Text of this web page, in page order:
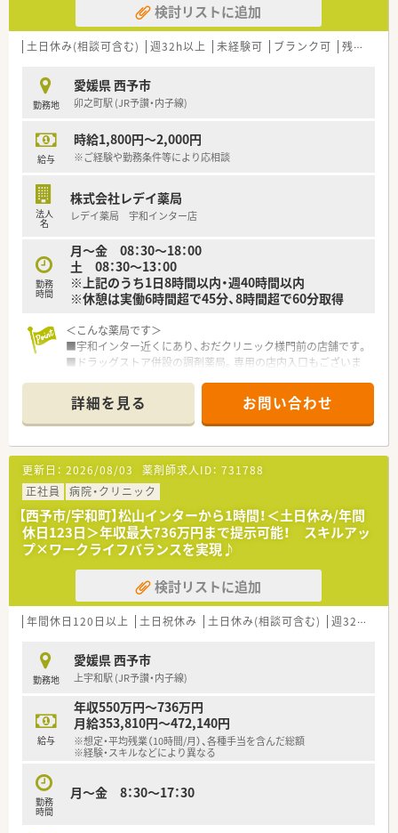
＜こんな方にもオススメ＞
■地域に複数店舗あるチェーン薬局でご勤務されたい方
■福利厚生や研修制度などきちんと整っている企業でのご勤務
■社長は薬剤師会で役員をされています。
■地場薬局ではありますが、大手調剤薬局で勤務されていた方も
おり、報酬改定に基づいた店舗運営をされています。
ので、業務面で非常に勉強になる法人です。
■小児科門前ではロボットアーム型散剤調剤ロボットを導入さ
れており、設備投資も積極的に取り組まれています。
です。
■社長も薬剤師として日々現場に出られているので、非常に風通
検討リストに追加
土日休み(相談可含む) 週32h以上 未経験可 ブランク可 残業なし(ほぼなし含む)
勤務地
愛媛県 西予市
卯之町駅 (JR予讃・内子線)
給与
時給1,800円～2,000円
※ご経験や勤務条件等により応相談
法人
名
株式会社レデイ薬局
レデイ薬局 宇和インター店
勤務
時間
月～金 08：30～18：00
土 08：30～13：00
※上記のうち1日8時間以内・週40時間以内
※休憩は実働6時間超で45分、8時間超で60分取得
＜こんな薬局です＞
■宇和インター近くにあり、おだクリニック様門前の店舗です。
■ドラッグストア併設の調剤薬局。専用の店内入口もございま
■駐車場は大変広々としており、お車通勤時もスムーズ。
■近くには夜遅くまで営業しているスーパーもあり、お帰りの際
も立ち寄ることができます。
■薬剤師は常時2～3名体制。
■電子薬歴・分包機（円盤）導入されています。
＜業務内容＞
■透析をはじめ循環器科・泌尿器科、眼科の処方箋を主に応需し
ています。
■処方箋枚数は1日平均51枚/日。
■調剤・投薬・監査・OTC販売など薬剤師業務全般をお願いしま
す。
■ドラッグストア併設店ではございますが、調剤薬局業務専任で
ご勤務頂きます。
■投薬口は2カ所、立ち投薬・座り投薬どちらでも対応できるよ
■外来処方の対応だけでなく在宅業務もございます。
ご経験や配属後の状況に応じてご担当頂く場合がございま
す。
＜研修制度＞
■ご入職後は現場にてOJT研修を行います。
でにあのお薬や化粧品を・・・」というお客様の生活シーンに対応
詳細を見る お問い合わせ
更新日： 2026/08/03 薬剤師求人ID： 731788
正社員
病院・クリニック
【西予市/宇和町】松山インターから1時間！＜土日休み/年間
休日123日＞年収最大736万円まで提示可能！ スキルアッ
プ×ワークライフバランスを実現♪
検討リストに追加
年間休日120日以上 土日祝休み 土日休み(相談可含む) 週32h以上
勤務地
愛媛県 西予市
上宇和駅 (JR予讃・内子線)
給与
年収550万円～736万円
月給353,810円～472,140円
※想定・平均残業（10時間/月）、各種手当を含んだ総額
※経験・スキルなどにより異なる
勤務
時間
月～金 8：30～17：30